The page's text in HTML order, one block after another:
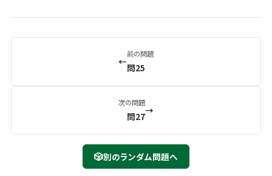
←
前の問題
問25
次の問題
問27
→
🎲別のランダム問題へ